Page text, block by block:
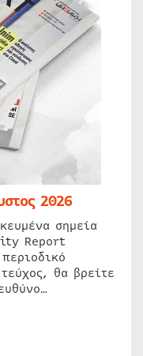
2026
σημεία
Report
θα βρείτε